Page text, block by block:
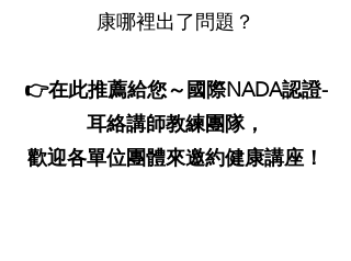
康哪裡出了問題？
👉在此推薦給您～國際NADA認證-
耳絡講師教練團隊，
歡迎各單位團體來邀約健康講座！